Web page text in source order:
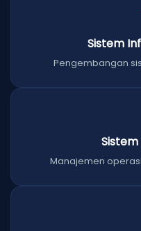
Sistem
Pengembangan
Sistem
Manajemen